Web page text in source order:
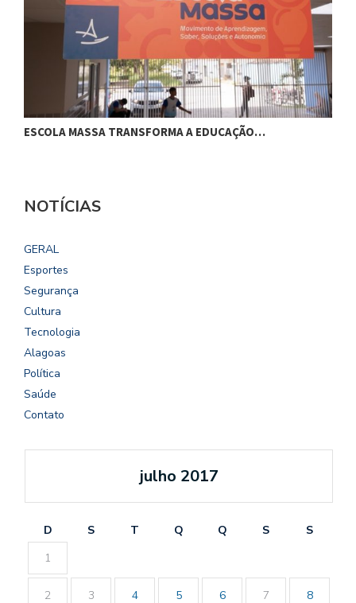
ESCOLA MASSA TRANSFORMA A EDUCAÇÃO…
NOTÍCIAS
GERAL
Esportes
Segurança
Cultura
Tecnologia
Alagoas
Política
Saúde
Contato
julho 2017
D S T Q Q S
S
1
2 3 4 5 6 7 8